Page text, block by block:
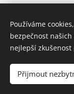
www.pradelna-
Používáme
bezpečnost
nejlepší
Přijmout